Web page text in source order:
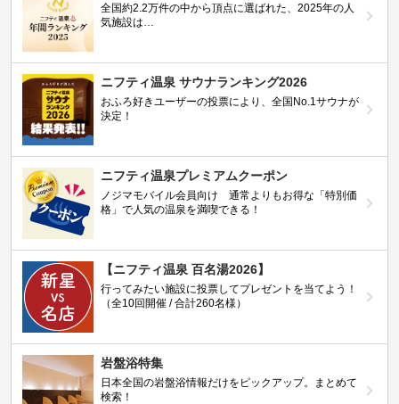
全国約2.2万件の中から頂点に選ばれた、2025年の人
気施設は…
ニフティ温泉 サウナランキング2026
おふろ好きユーザーの投票により、全国No.1サウナが
決定！
ニフティ温泉プレミアムクーポン
ノジマモバイル会員向け 通常よりもお得な「特別価
格」で人気の温泉を満喫できる！
【ニフティ温泉 百名湯2026】
行ってみたい施設に投票してプレゼントを当てよう！
（全10回開催 / 合計260名様）
岩盤浴特集
日本全国の岩盤浴情報だけをピックアップ。まとめて
検索！